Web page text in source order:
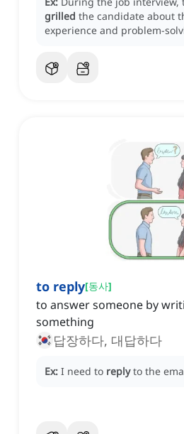
grilled the candidate about
experience and problem-
to reply[동사]
to answer someone by
something
답장하다, 대답하다
Ex: I need to reply to the